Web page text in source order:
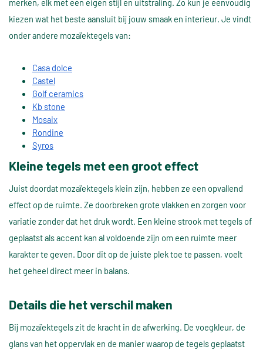
merken, elk met een eigen stijl en uitstraling. Zo kun je eenvoudig
kiezen wat het beste aansluit bij jouw smaak en interieur. Je vindt
onder andere mozaïektegels van:
Casa dolce
Castel
Golf ceramics
Kb stone
Mosaix
Rondine
Syros
Kleine tegels met een groot effect
Juist doordat mozaïektegels klein zijn, hebben ze een opvallend
effect op de ruimte. Ze doorbreken grote vlakken en zorgen voor
variatie zonder dat het druk wordt. Een kleine strook met tegels of
geplaatst als accent kan al voldoende zijn om een ruimte meer
karakter te geven. Door dit op de juiste plek toe te passen, voelt
het geheel direct meer in balans.
Details die het verschil maken
Bij mozaïektegels zit de kracht in de afwerking. De voegkleur, de
glans van het oppervlak en de manier waarop de tegels geplaatst